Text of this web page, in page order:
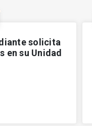
solicita
en su Unidad